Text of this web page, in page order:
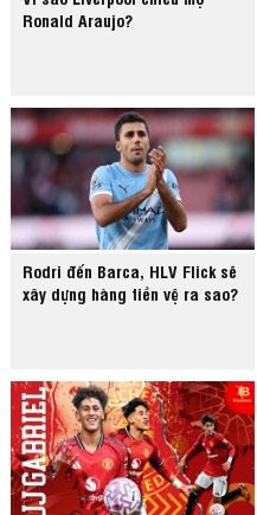
Ronald Araujo?
Rodri đến Barca, HLV Flick sẽ
xây dựng hàng tiền vệ ra sao?